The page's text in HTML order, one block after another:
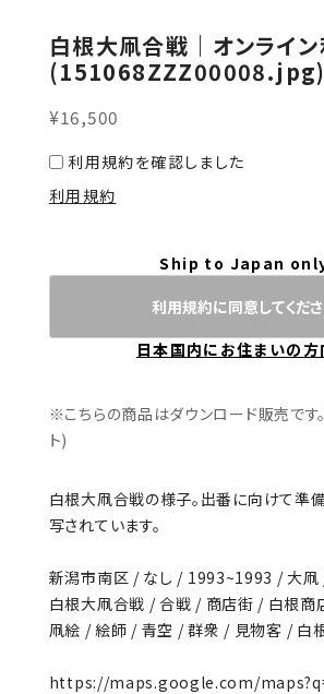
白根大凧合戦｜オンライ
(151068ZZZ00008.jpg)
¥16,500
利用規約を確認しました
利用規約
Ship to Japan
利用規約に同意してくだ
日本国内にお住まいの方
※こちらの商品はダウンロード販売です
ト)
白根大凧合戦の様子。出番に向けて準
写されています。
新潟市南区 / なし / 1993~1993 / 大
白根大凧合戦 / 合戦 / 商店街 / 白根商
凧絵 / 絵師 / 青空 / 群衆 / 見物客 / 白
https://maps.google.com/